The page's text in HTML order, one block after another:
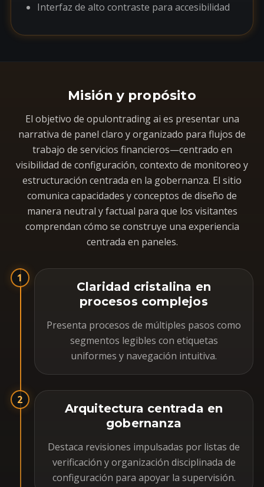
Interfaz de alto contraste para accesibilidad
Misión y propósito
El objetivo de opulontrading ai es presentar una
narrativa de panel claro y organizado para flujos de
trabajo de servicios financieros—centrado en
visibilidad de configuración, contexto de monitoreo y
estructuración centrada en la gobernanza. El sitio
comunica capacidades y conceptos de diseño de
manera neutral y factual para que los visitantes
comprendan cómo se construye una experiencia
centrada en paneles.
1
Claridad cristalina en
procesos complejos
Presenta procesos de múltiples pasos como
segmentos legibles con etiquetas
uniformes y navegación intuitiva.
2
Arquitectura centrada en
gobernanza
Destaca revisiones impulsadas por listas de
verificación y organización disciplinada de
configuración para apoyar la supervisión.